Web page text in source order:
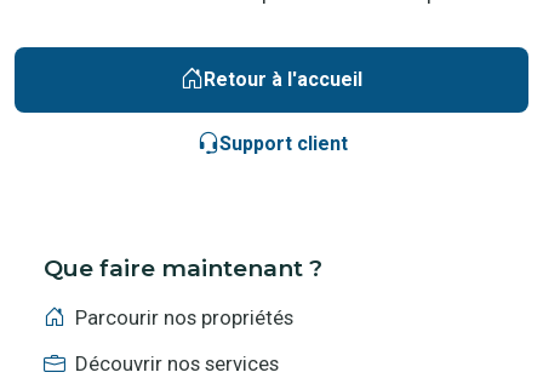
Retour à l'accueil
Support client
Que faire maintenant ?
Parcourir nos propriétés
Découvrir nos services